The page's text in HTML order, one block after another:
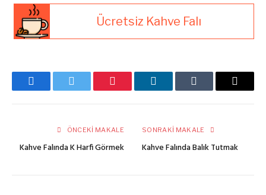
Ücretsiz Kahve Falı
FacebookTwitter Pinterest LinkedInTumblr
E-
ÖNCEKI MAKALE
Kahve Falında K Harfi Görmek
SONRAKI MAKALE
Kahve Falında Balık Tutmak